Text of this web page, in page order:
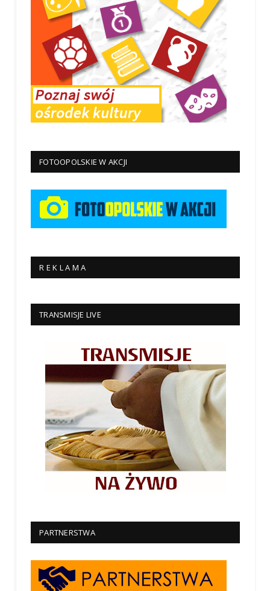
FOTOOPOLSKIE W AKCJI
R E K L A M A
TRANSMISJE LIVE
PARTNERSTWA